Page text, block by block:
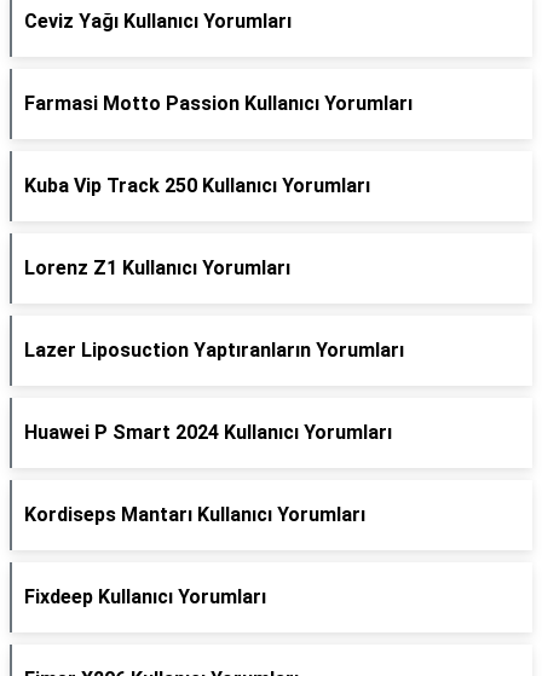
Ceviz Yağı Kullanıcı Yorumları
Farmasi Motto Passion Kullanıcı Yorumları
Kuba Vip Track 250 Kullanıcı Yorumları
Lorenz Z1 Kullanıcı Yorumları
Lazer Liposuction Yaptıranların Yorumları
Huawei P Smart 2024 Kullanıcı Yorumları
Kordiseps Mantarı Kullanıcı Yorumları
Fixdeep Kullanıcı Yorumları